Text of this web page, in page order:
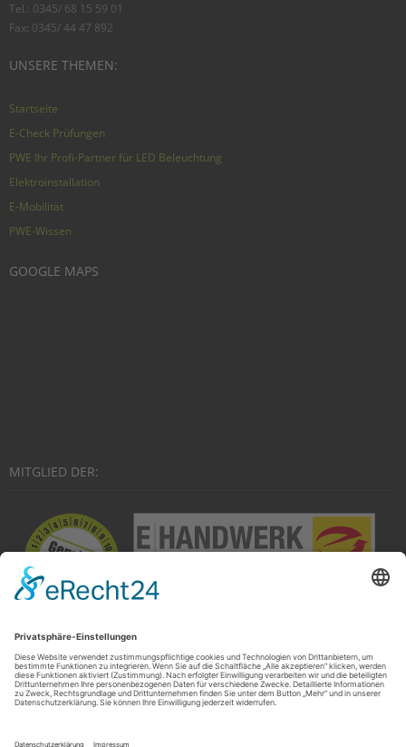
Tel.: 0345/ 68 15 59 01
Fax: 0345/ 44 47 892
UNSERE THEMEN:
Startseite
E-Check Prüfungen
PWE Ihr Profi-Partner für LED Beleuchtung
Elektroinstallation
E-Mobilität
PWE-Wissen
GOOGLE MAPS
MITGLIED DER: